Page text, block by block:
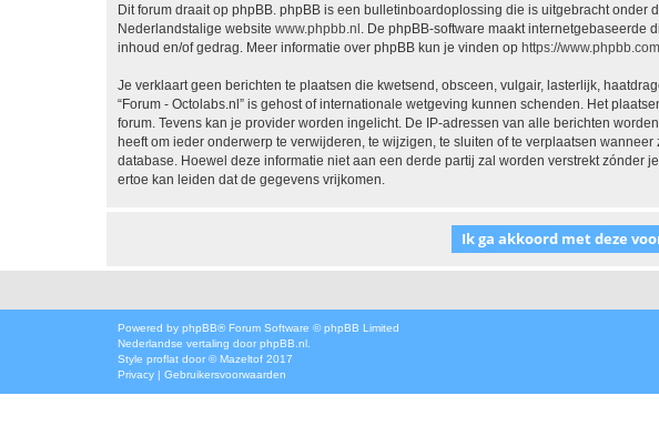
Dit forum draait op phpBB. phpBB is een bulletinboardoplossing die is uitgebracht onder
Nederlandstalige website www.phpbb.nl . De phpBB-software maakt
inhoud en/of gedrag. Meer informatie over phpBB kun je vinden op https://
Je verklaart geen berichten te plaatsen die kwetsend, obsceen, vulgair, lasterlijk,
“Forum - Octolabs.nl” is gehost of internationale wetgeving kunnen schenden. Het
forum. Tevens kan je provider worden ingelicht. De IP-adressen van alle berichten
heeft om ieder onderwerp te verwijderen, te wijzigen, te sluiten of te verplaatsen
database. Hoewel deze informatie niet aan een derde partij zal worden verstrekt zónder
ertoe kan leiden dat de gegevens vrijkomen.
Powered by phpBB® Forum Software © phpBB Limited
Nederlandse vertaling door phpBB.nl
Style proflat door ©Mazeltof 2017
Privacy | Gebruikersvoorwaarden